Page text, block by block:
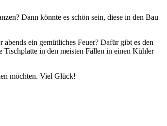
Dann könnte es schön sein, diese in den Bau
ein gemütliches Feuer? Dafür gibt es den
Tischplatte in den meisten Fällen in einen Kühler
möchten. Viel Glück!